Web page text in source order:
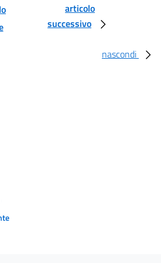
articolo
successivo
nascondi